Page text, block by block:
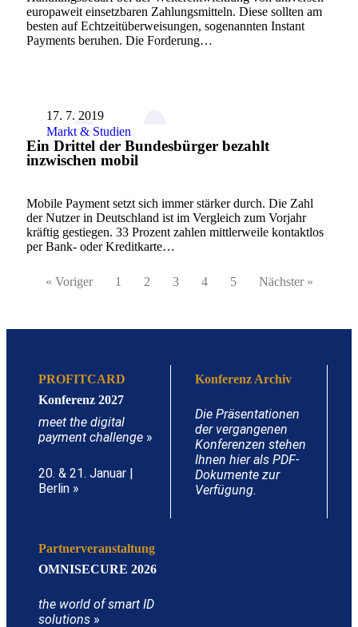
europaweit einsetzbaren Zahlungsmitteln. Diese sollten am
besten auf Echtzeitüberweisungen, sogenannten Instant
Payments beruhen. Die Forderung…
17. 7. 2019
Markt & Studien
Ein Drittel der Bundesbürger bezahlt
inzwischen mobil
Mobile Payment setzt sich immer stärker durch. Die Zahl
der Nutzer in Deutschland ist im Vergleich zum Vorjahr
kräftig gestiegen. 33 Prozent zahlen mittlerweile kontaktlos
per Bank- oder Kreditkarte…
« Voriger 1 2 3 4 5 Nächster »
PROFITCARD
Konferenz 2027
meet the digital
payment challenge »
20. & 21. Januar |
Berlin »
Konferenz Archiv
Die Präsentationen
der vergangenen
Konferenzen stehen
Ihnen hier als PDF-
Dokumente zur
Verfügung.
Partnerveranstaltung
OMNISECURE 2026
the world of smart ID
solutions »